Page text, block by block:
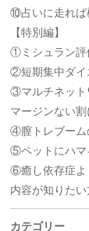
⑩占いに走れば
【特別編】
①ミシュラン評
②短期集中ダイ
③マルチネット
マージンない
④膣トレブーム
⑤ペットにハマ
⑥癒し依存症よ
内容が知りた
カテゴリー